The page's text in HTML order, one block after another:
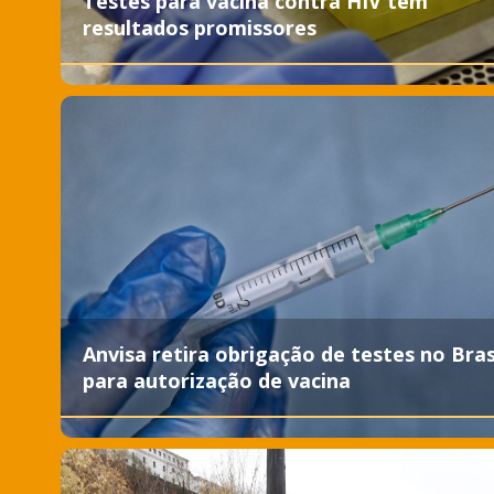
resultados promissores
Anvisa retira obrigação de testes no
para autorização de vacina